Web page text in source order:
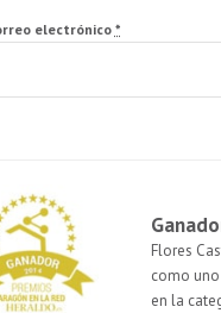
electrónico*
Flores
como
en la